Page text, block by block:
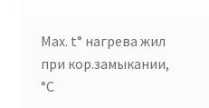
Max. t° нагрева жил
при кор.замыкании,
°C